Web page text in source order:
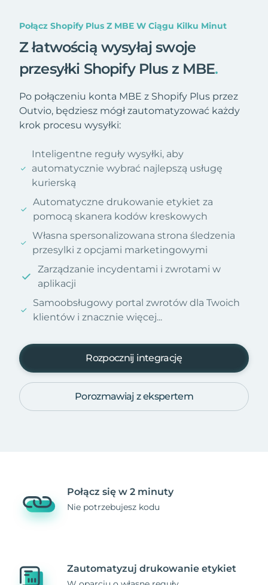
Połącz Shopify Plus Z MBE W Ciągu Kilku Minut
Z łatwością wysyłaj swoje
przesyłki Shopify Plus z MBE.
Po połączeniu konta MBE z Shopify Plus przez
Outvio, będziesz mógł zautomatyzować każdy
krok procesu wysyłki:
Inteligentne reguły wysyłki, aby
automatycznie wybrać najlepszą usługę
kurierską
Automatyczne drukowanie etykiet za
pomocą skanera kodów kreskowych
Własna spersonalizowana strona śledzenia
przesylki z opcjami marketingowymi
Zarządzanie incydentami i zwrotami w
aplikacji
Samoobsługowy portal zwrotów dla Twoich
klientów i znacznie więcej...
Rozpocznij integrację
Porozmawiaj z ekspertem
Połącz się w 2 minuty
Nie potrzebujesz kodu
Zautomatyzuj drukowanie etykiet